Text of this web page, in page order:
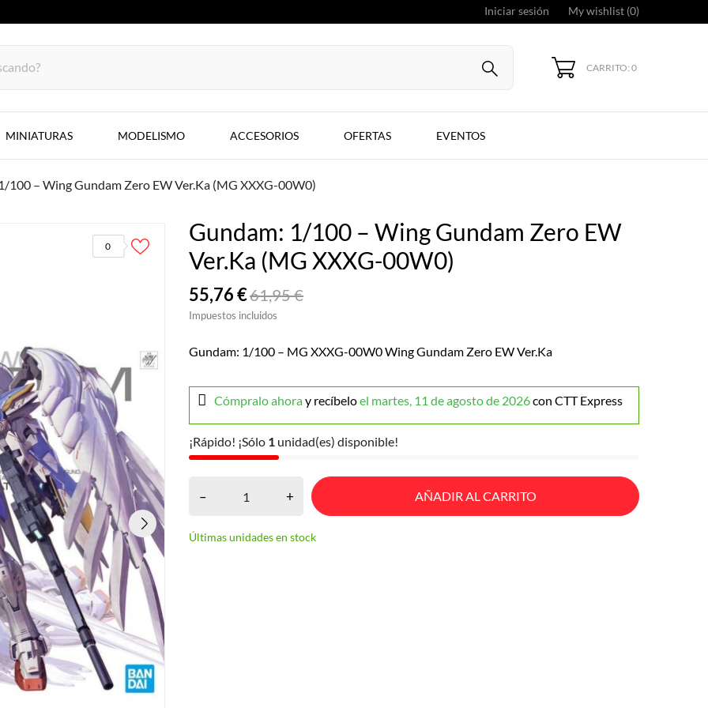
Iniciar sesión My wishlist (0)
CARRITO: 0
MINIATURAS MODELISMO ACCESORIOS OFERTAS EVENTOS
100 – Wing Gundam Zero EW Ver.Ka (MG XXXG-00W0)
0
Gundam: 1/100 – Wing Gundam Zero EW
Ver.Ka (MG XXXG-00W0)
55,76 €61,95 €
Impuestos incluidos
Gundam: 1/100 – MG XXXG-00W0 Wing Gundam Zero EW Ver.Ka
Cómpralo ahoray recíbeloel martes, 11 de agosto de 2026con CTT Express
¡Rápido! ¡Sólo 1 unidad(es) disponible!
– + AÑADIR AL CARRITO
Últimas unidades en stock